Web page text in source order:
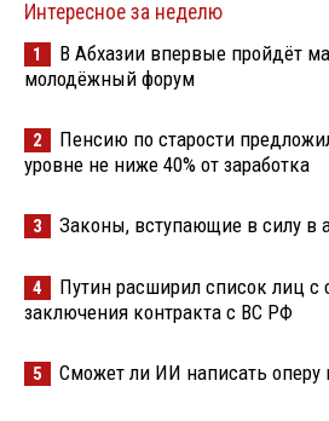
Интересное за неделю
1
В Абхазии впервые пройдёт
молодёжный форум
2
Пенсию по старости
уровне не ниже 40% от заработка
3 Законы, вступающие в силу в
4
Путин расширил список лиц
заключения контракта с ВС РФ
5 Сможет ли ИИ написать оперу